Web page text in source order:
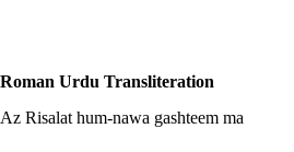
Roman Urdu Transliteration
Az Risalat hum-nawa gashteem ma